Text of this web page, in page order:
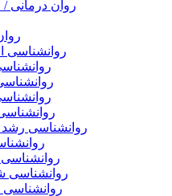
روان درمانی
روانشناسی
روانشناسی